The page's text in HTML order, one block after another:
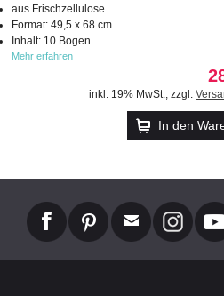
aus Frischzellulose
Format: 49,5 x 68 cm
Inhalt: 10 Bogen
Mehr erfahren
inkl. 19% MwSt., zzgl.
In den